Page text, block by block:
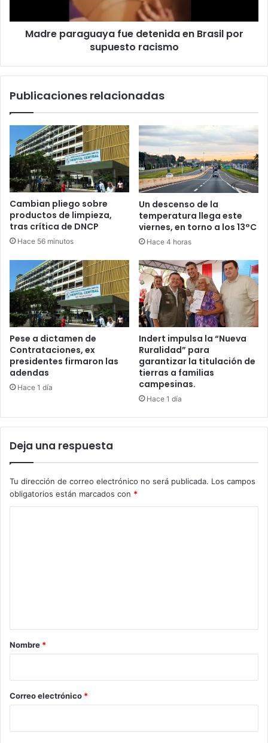
Madre paraguaya fue detenida en Brasil por
supuesto racismo
Publicaciones relacionadas
Cambian pliego sobre
productos de limpieza,
tras crítica de DNCP
Hace 56 minutos
Un descenso de la
temperatura llega este
viernes, en torno a los 13°C
Hace 4 horas
Pese a dictamen de
Contrataciones, ex
presidentes firmaron las
adendas
Hace 1 día
Indert impulsa la “Nueva
Ruralidad” para
garantizar la titulación de
tierras a familias
campesinas.
Hace 1 día
Deja una respuesta
Tu dirección de correo electrónico no será publicada. Los campos
obligatorios están marcados con *
r
*
Nombre *
Correo electrónico *